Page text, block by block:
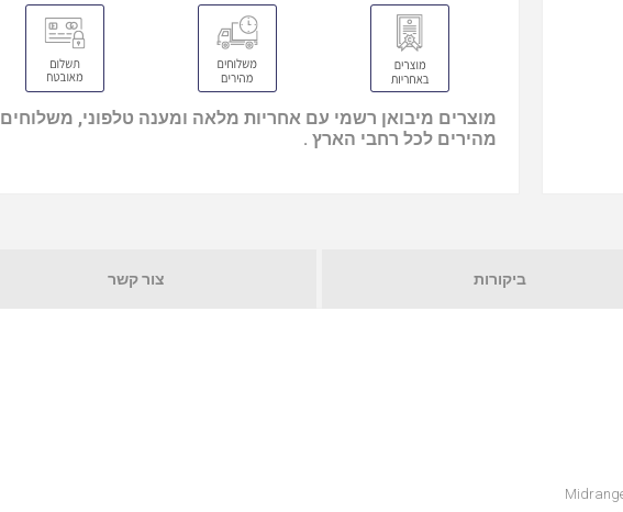
מוצרים מיבואן רשמי עם אחריות מלאה ומענה טלפוני, משלוחים
מהירים לכל רחבי הארץ .
ביקורות צור קשר